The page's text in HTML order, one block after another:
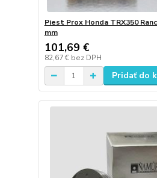
Piest Prox Honda TRX350
mm
101,69 €
82,67 € bez DPH
Pridať do